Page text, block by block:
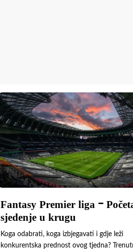
Fantasy Premier liga –
sjedenje u krugu
Koga odabrati, koga izbjegavati i gdje leži
konkurentska prednost ovog tjedna?